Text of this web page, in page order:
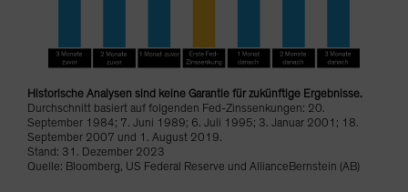
Historische Analysen sind keine Garantie für zukünftige Ergebnisse.
Durchschnitt basiert auf folgenden Fed-Zinssenkungen: 20.
September 1984; 7. Juni 1989; 6. Juli 1995; 3. Januar 2001; 18.
September 2007 und 1. August 2019.
Stand: 31. Dezember 2023
Quelle: Bloomberg, US Federal Reserve und AllianceBernstein (AB)